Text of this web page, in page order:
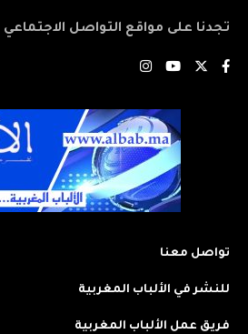
تجدنا على مواقع التواصل الاجتماعي
تواصل معنا
للنشر في الألباب المغربية
فريق عمل الألباب المغربية